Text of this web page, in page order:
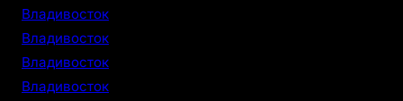
Владивосток
Владивосток
Владивосток
Владивосток